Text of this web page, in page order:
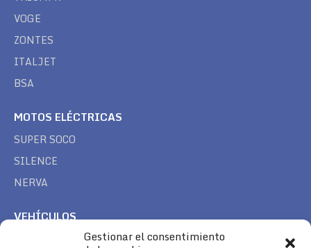
Gestionar el consentimiento
VOGE
ZONTES
ITALJET
BSA
MOTOS ELÉCTRICAS
SUPER SOCO
SILENCE
NERVA
VEHÍCULOS